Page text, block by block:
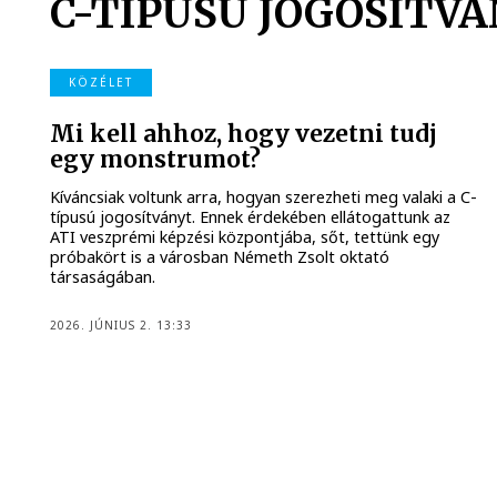
C-TÍPUSÚ
KÖZÉLET
Mi kell ahhoz, hogy vezetni tudj
egy monstrumot?
Kíváncsiak voltunk arra, hogyan szerezheti meg valaki a C-
típusú jogosítványt. Ennek érdekében ellátogattunk az
ATI veszprémi képzési központjába, sőt, tettünk egy
próbakört is a városban Németh Zsolt oktató
társaságában.
2026. JÚNIUS 2. 13:33